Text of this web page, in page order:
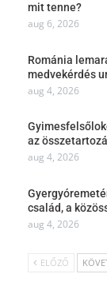
mit tenne?
aug 6, 2026
Románia
medvekérdés
aug 4, 2026
az
aug 4, 2026
család, a
aug 4, 2026
ELŐZŐ